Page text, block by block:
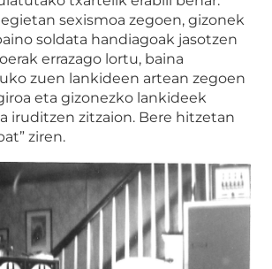
sexismoa zegoen, gizonek
soldata handiagoak jasotzen
errazago lortu, baina
zuen lankideen artean zegoen
eta gizonezko lankideek
iruditzen zitzaion. Bere hitzetan
ziren.